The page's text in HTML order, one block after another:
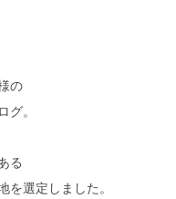
の
グ。
る
を選定しました。